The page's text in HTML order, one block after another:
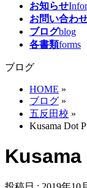
お知らせ
お問い合わ
ブログblog
各書類forms
ブログ
HOME »
ブログ »
五反田校 »
Kusama Dot